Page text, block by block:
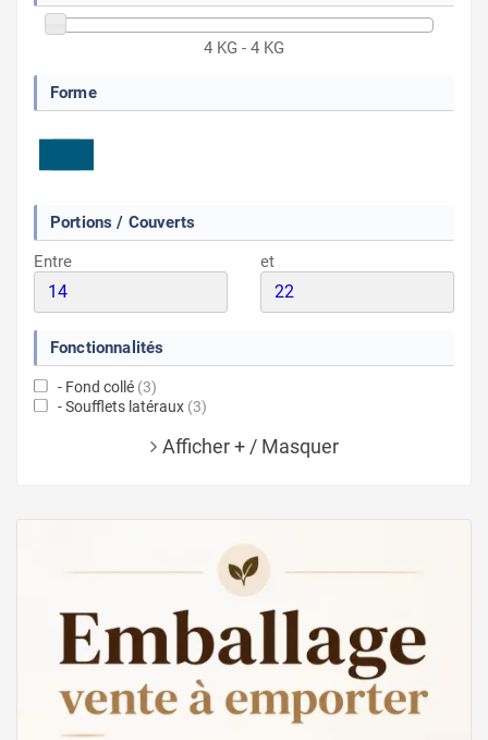
4 KG - 4 KG
Forme
Portions / Couverts
Entre
et
Fonctionnalités
- Fond collé (3)
- Soufflets latéraux (3)
Afficher + / Masquer